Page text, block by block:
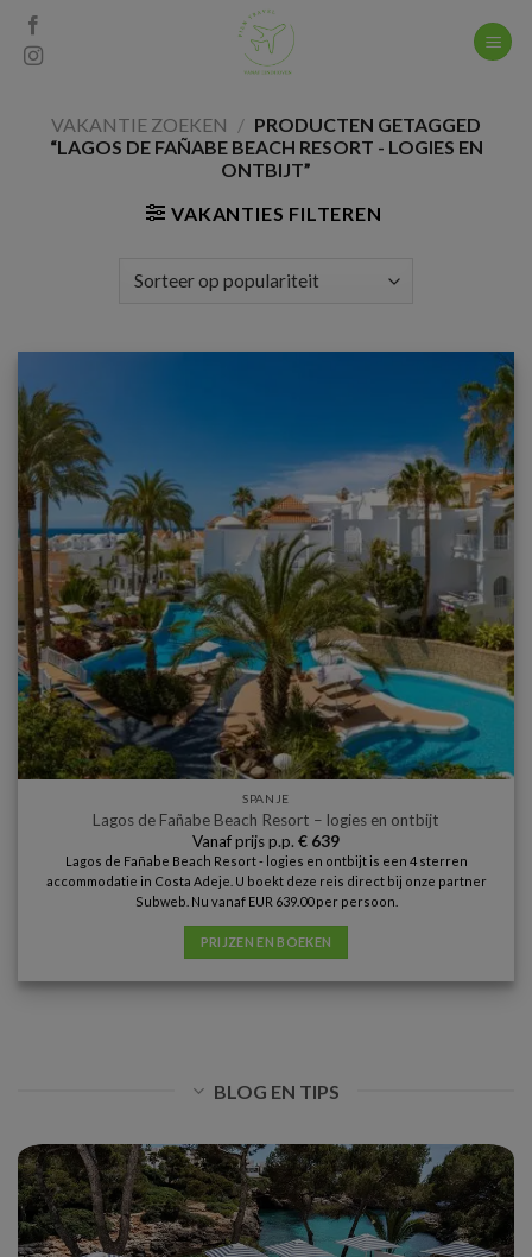
Skip
content
VAKANTIE ZOEKEN / PRODUCTEN GETAGGED
“LAGOS DE FAÑABE BEACH RESORT - LOGIES EN
ONTBIJT”
VAKANTIES FILTEREN
SPANJE
Lagos de Fañabe Beach Resort – logies en ontbijt
Vanaf prijs p.p. € 639
Lagos de Fañabe Beach Resort - logies en ontbijt is een 4 sterren
accommodatie in Costa Adeje. U boekt deze reis direct bij onze partner
Subweb. Nu vanaf EUR 639.00 per persoon.
PRIJZEN EN BOEKEN
BLOG EN TIPS